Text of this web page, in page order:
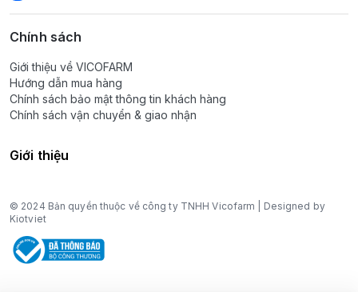
Chính sách
Giới thiệu về VICOFARM
Hướng dẫn mua hàng
Chính sách bảo mật thông tin khách hàng
Chính sách vận chuyển & giao nhận
Giới thiệu
© 2024 Bản quyền thuộc về công ty TNHH Vicofarm | Designed by
Kiotviet